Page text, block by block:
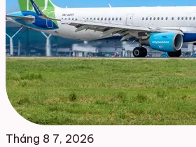
Tháng 8 7, 2026